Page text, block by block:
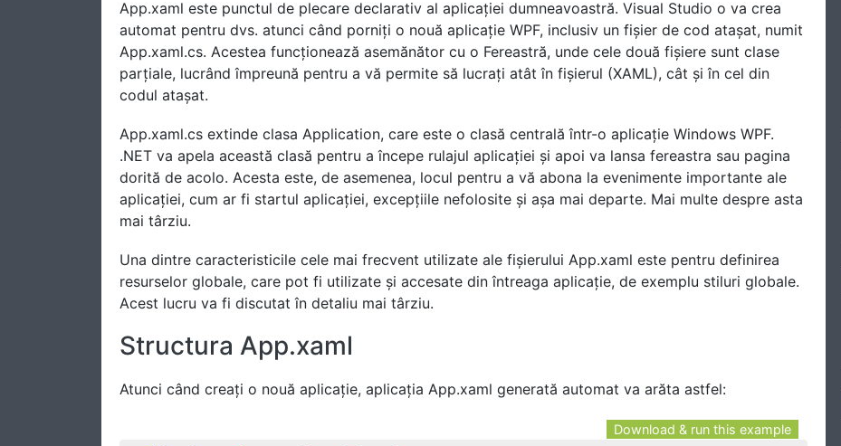
App.xaml este punctul de plecare declarativ al aplicației dumneavoastră. Visual Studio o va crea
automat pentru dvs. atunci când porniți o nouă aplicație WPF, inclusiv un fișier de cod atașat, numit
App.xaml.cs. Acestea funcționează asemănător cu o Fereastră, unde cele două fișiere sunt clase
parțiale, lucrând împreună pentru a vă permite să lucrați atât în fișierul (XAML), cât și în cel din
codul atașat.
App.xaml.cs extinde clasa Application, care este o clasă centrală într-o aplicație Windows WPF.
.NET va apela această clasă pentru a începe rulajul aplicației și apoi va lansa fereastra sau pagina
dorită de acolo. Acesta este, de asemenea, locul pentru a vă abona la evenimente importante ale
aplicației, cum ar fi startul aplicației, excepțiile nefolosite și așa mai departe. Mai multe despre asta
mai târziu.
Una dintre caracteristicile cele mai frecvent utilizate ale fișierului App.xaml este pentru definirea
resurselor globale, care pot fi utilizate și accesate din întreaga aplicație, de exemplu stiluri globale.
Acest lucru va fi discutat în detaliu mai târziu.
Structura App.xaml
Atunci când creați o nouă aplicație, aplicația App.xaml generată automat va arăta astfel:
Download & run this example